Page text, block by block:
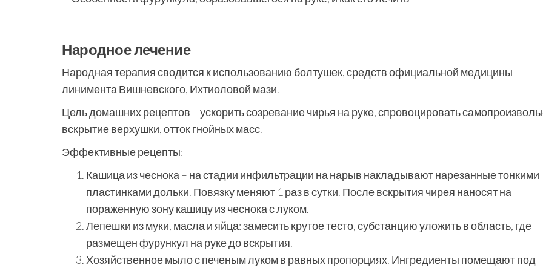
Народное лечение
Народная терапия сводится к использованию болтушек, средств официальной медицины –
линимента Вишневского, Ихтиоловой мази.
Цель домашних рецептов – ускорить созревание чирья на руке, спровоцировать
вскрытие верхушки, отток гнойных масс.
Эффективные рецепты:
Кашица из чеснока – на стадии инфильтрации на нарыв накладывают нарезанные тонкими
пластинками дольки. Повязку меняют 1 раз в сутки. После вскрытия чирея наносят на
пораженную зону кашицу из чеснока с луком.
Лепешки из муки, масла и яйца: замесить крутое тесто, субстанцию уложить в область, где
размещен фурункул на руке до вскрытия.
Хозяйственное мыло с печеным луком в равных пропорциях. Ингредиенты помещают под